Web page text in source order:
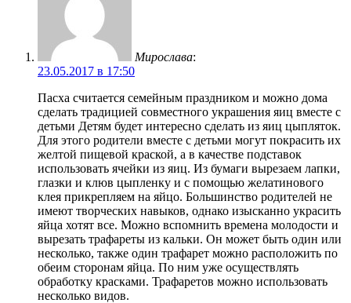
Мирослава:
23.05.2017 в 17:50
Пасха считается семейным праздником и можно дома
сделать традицией совместного украшения яиц вместе с
детьми Детям будет интересно сделать из яиц цыпляток.
Для этого родители вместе с детьми могут покрасить их
желтой пищевой краской, а в качестве подставок
использовать ячейки из яиц. Из бумаги вырезаем лапки,
глазки и клюв цыпленку и с помощью желатинового
клея прикрепляем на яйцо. Большинство родителей не
имеют творческих навыков, однако изысканно украсить
яйца хотят все. Можно вспомнить времена молодости и
вырезать трафареты из кальки. Он может быть один или
несколько, также один трафарет можно расположить по
обеим сторонам яйца. По ним уже осуществлять
обработку красками. Трафаретов можно использовать
несколько видов.